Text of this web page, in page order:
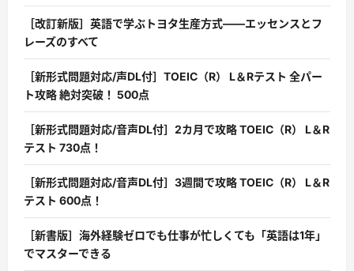
［改訂新版］英語で学ぶトヨタ生産方式――エッセンスとフ
レーズのすべて
［新形式問題対応/声DL付］TOEIC（R） L＆Rテスト 全パー
ト攻略 絶対突破！ 500点
［新形式問題対応/音声DL付］2カ月で攻略 TOEIC（R） L＆R
テスト 730点！
［新形式問題対応/音声DL付］3週間で攻略 TOEIC（R） L＆R
テスト 600点！
［新書版］海外経験ゼロでも仕事が忙しくても「英語は1年」
でマスターできる